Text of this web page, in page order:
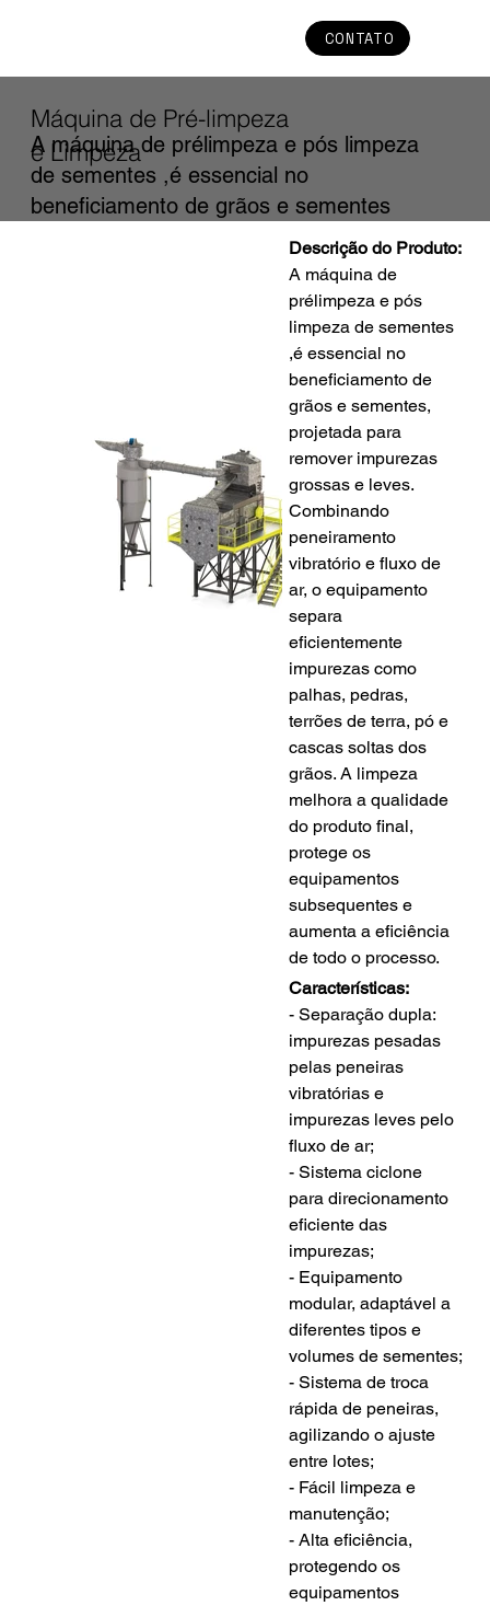
CONTATO
Máquina de Pré-limpeza
e Limpeza
A máquina de prélimpeza e pós limpeza
de sementes ,é essencial no
beneficiamento de grãos e sementes
Descrição do Produto:
A máquina de
prélimpeza e pós
limpeza de sementes
,é essencial no
beneficiamento de
grãos e sementes,
projetada para
remover impurezas
grossas e leves.
Combinando
peneiramento
vibratório e fluxo de
ar, o equipamento
separa
eficientemente
impurezas como
palhas, pedras,
terrões de terra, pó e
cascas soltas dos
grãos. A limpeza
melhora a qualidade
do produto final,
protege os
equipamentos
subsequentes e
aumenta a eficiência
de todo o processo.
Características:
- Separação dupla:
impurezas pesadas
pelas peneiras
vibratórias e
impurezas leves pelo
fluxo de ar;
- Sistema ciclone
para direcionamento
eficiente das
impurezas;
- Equipamento
modular, adaptável a
diferentes tipos e
volumes de sementes;
- Sistema de troca
rápida de peneiras,
agilizando o ajuste
entre lotes;
- Fácil limpeza e
manutenção;
- Alta eficiência,
protegendo os
equipamentos